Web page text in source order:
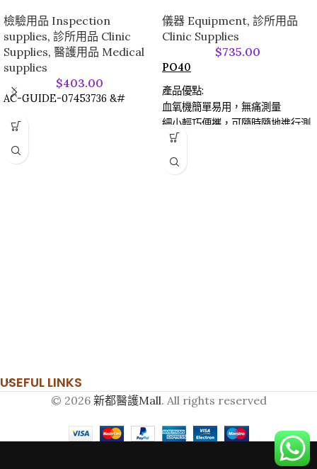
檢驗用品 Inspection
supplies, 診所用品 Clinic
Supplies, 醫護用品 Medical
supplies
$403.00
AC-GUIDE-07453736 &#
儀器 Equipment, 診所用品
Clinic Supplies
$735.00
PO40
產品優點:
血氧機簡單易用，無痛測量
細小輕巧便攜，可隨時隨地進行測
量
可在最高95%濕度下操作，適合香
USEFUL LINKS
© 2026 新都醫護Mall. All rights reserved